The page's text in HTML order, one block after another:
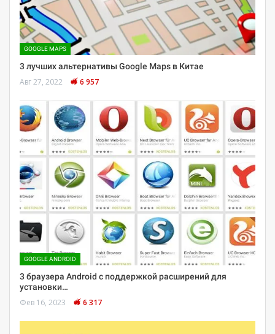
GOOGLE MAPS
3 лучших альтернативы Google Maps в Китае
Авг 27, 2022 6 957
GOOGLE ANDROID
3 браузера Android с поддержкой расширений для
установки…
Фев 16, 2023 6 317